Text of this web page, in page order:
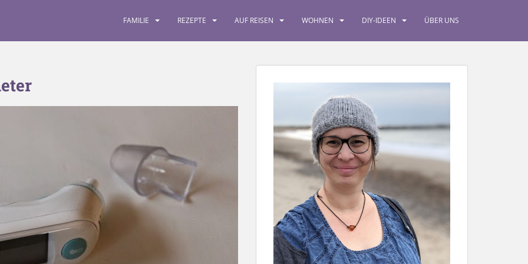
FAMILIE REZEPTE AUF REISEN WOHNEN DIY-IDEEN ÜBER UNS